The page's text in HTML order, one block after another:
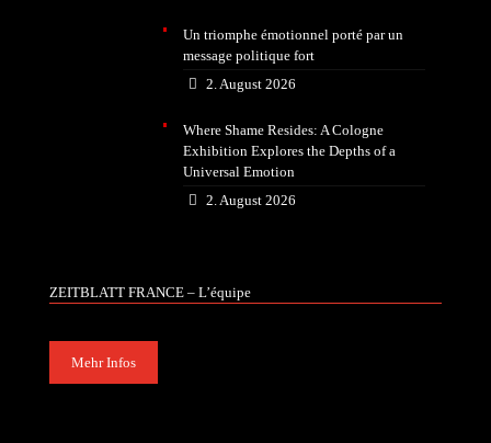
Un triomphe émotionnel porté par un
message politique fort
2. August 2026
Where Shame Resides: A Cologne
Exhibition Explores the Depths of a
Universal Emotion
2. August 2026
ZEITBLATT FRANCE – L’équipe
Mehr Infos